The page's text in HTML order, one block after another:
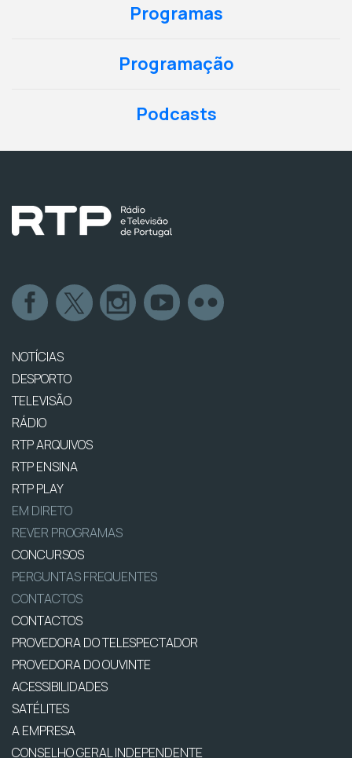
Programas
Programação
Podcasts
NOTÍCIAS
DESPORTO
TELEVISÃO
RÁDIO
RTP ARQUIVOS
RTP ENSINA
RTP PLAY
EM DIRETO
REVER PROGRAMAS
CONCURSOS
PERGUNTAS FREQUENTES
CONTACTOS
CONTACTOS
PROVEDORA DO TELESPECTADOR
PROVEDORA DO OUVINTE
ACESSIBILIDADES
SATÉLITES
A EMPRESA
CONSELHO GERAL INDEPENDENTE